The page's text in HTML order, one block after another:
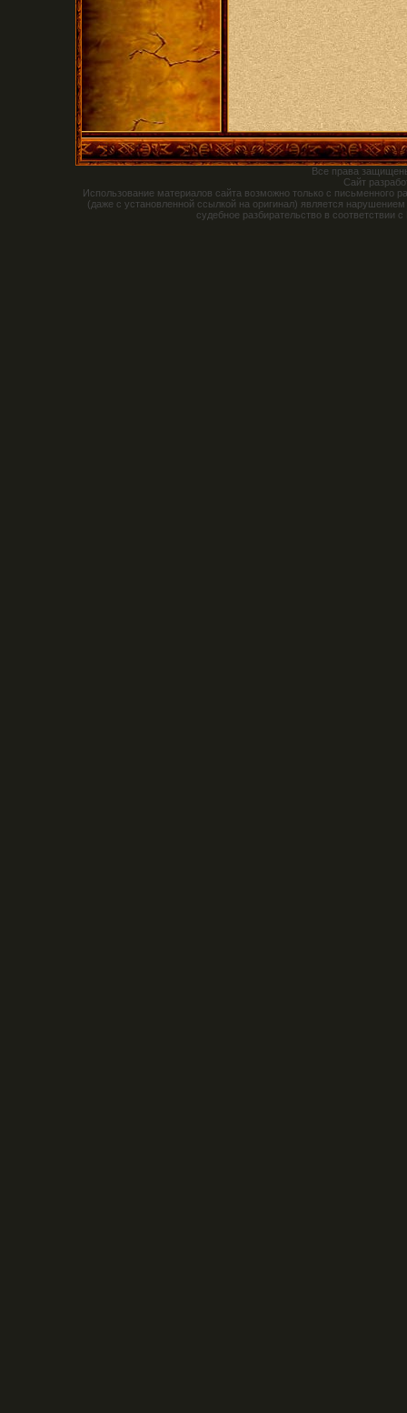
Все права
Сайт
Использование материалов сайта возможно только с письменного
(даже с установленной ссылкой на оригинал) является
судебное разбирательство в